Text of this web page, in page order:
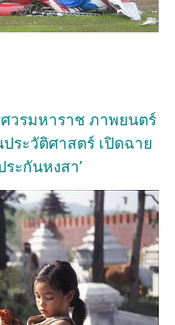
วรมหาราช ภาพยนตร์
ระวัติศาสตร์ เปิดฉาย
ะกันหงสา’